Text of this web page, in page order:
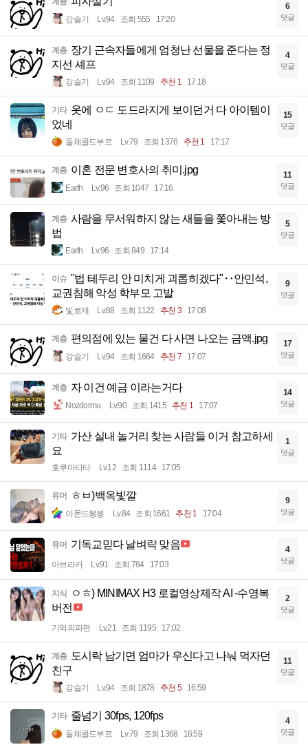
강슬기 Lv.94 조회 555 17:20
6
댓글
계층 장기 근속자들에게 엄청난 선물을 준다는 정
지선 셰프
강슬기 Lv.94 조회 1109 추천 1 17:18
4
댓글
기타 옷에 ㅇㄷ 도드라지게 보이던거 다 아이템이
었네
돌체콜드부르 Lv.79 조회 1376 추천 1 17:17
15
댓글
계층 이혼 전문 변호사의 취미.jpg
Earth Lv.96 조회 1047 17:16
11
댓글
계층 사람을 무서워하지 않는 새들을 쫓아내는 방
법
Earth Lv.96 조회 849 17:14
5
댓글
이슈 "법 테두리 안 미치게 괴롭히겠다"‥안민석,
교권침해 악성 학부모 고발
빛로제 Lv.88 조회 1122 추천 3 17:08
9
댓글
계층 편의점에 있는 물건 다 사면 나오는 금액.jpg
강슬기 Lv.94 조회 1664 추천 7 17:07
17
댓글
계층 자 이건 예금 이라는거다
Nozdormu Lv.90 조회 1415 추천 1 17:07
14
댓글
기타 가산 실내 놀거리 찾는 사람들 이거 참고하세
요
호쿠마타타 Lv.12 조회 1114 17:05
1
댓글
유머 ㅎㅂ)백옥빛깔
아몬드봉봉 Lv.84 조회 1661 추천 1 17:04
9
댓글
유머 기독교믿다 날벼락 맞음
아브라카 Lv.91 조회 784 17:03
4
댓글
지식
ㅇㅎ) MINIMAX H3 로컬영상제작 AI -수영복
버전
기억의파편 Lv.21 조회 1195 17:02
2
댓글
계층 도시락 남기면 엄마가 우신다고 나눠 먹자던
친구
강슬기 Lv.94 조회 1878 추천 5 16:59
11
댓글
기타 줄넘기 30fps, 120fps
돌체콜드부르 Lv.79 조회 1368 16:59
4
댓글